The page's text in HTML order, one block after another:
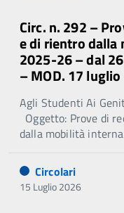
Circ. n. 292 –
e di rientro dalla
2025-26 – dal
– MOD. 17 luglio
Agli Studenti Ai
Oggetto: Prove di
dalla mobilità
Circolari
15 Luglio 2026